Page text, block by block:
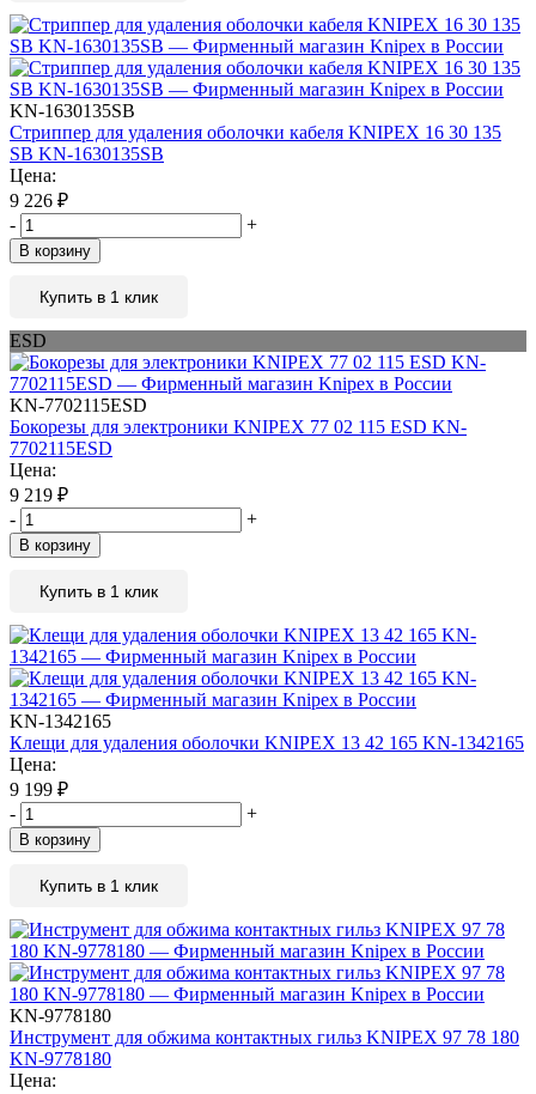
KN-1630135SB
Стриппер для удаления оболочки кабеля KNIPEX 16 30 135
SB KN-1630135SB
Цена:
9 226 ₽
-
+
В корзину
Купить в 1 клик
ESD
KN-7702115ESD
Бокорезы для электроники KNIPEX 77 02 115 ESD KN-
7702115ESD
Цена:
9 219 ₽
-
+
В корзину
Купить в 1 клик
KN-1342165
Клещи для удаления оболочки KNIPEX 13 42 165 KN-1342165
Цена:
9 199 ₽
-
+
В корзину
Купить в 1 клик
KN-9778180
Инструмент для обжима контактных гильз KNIPEX 97 78 180
KN-9778180
Цена: